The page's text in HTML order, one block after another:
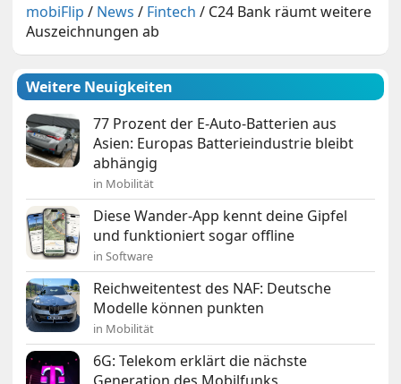
mobiFlip / News / Fintech / C24 Bank räumt weitere
Auszeichnungen ab
Weitere Neuigkeiten
77 Prozent der E-Auto-Batterien aus
Asien: Europas Batterieindustrie bleibt
abhängig
in Mobilität
Diese Wander-App kennt deine Gipfel
und funktioniert sogar offline
in Software
Reichweitentest des NAF: Deutsche
Modelle können punkten
in Mobilität
6G: Telekom erklärt die nächste